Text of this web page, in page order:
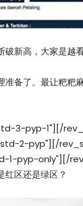
新高，大家是越看
备了。最让粑粑
3-pyp-1"][/
2-pyp"][/
1-pyp-only"][/
红区还是绿区？